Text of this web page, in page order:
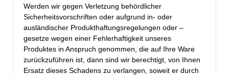
Werden wir gegen Verletzung behördlicher
Sicherheitsvorschriften oder aufgrund in- oder
ausländischer Produkthaftungsregelungen oder –
gesetze wegen einer Fehlerhaftigkeit unseres
Produktes in Anspruch genommen, die auf Ihre Ware
zurückzuführen ist, dann sind wir berechtigt, von Ihnen
Ersatz dieses Schadens zu verlangen, soweit er durch